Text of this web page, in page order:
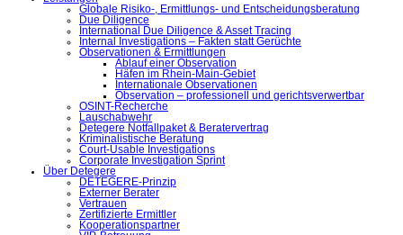
Globale Risiko-, Ermittlungs- und Entscheidungsberatung
Due Diligence
International Due Diligence & Asset Tracing
Internal Investigations – Fakten statt Gerüchte
Observationen & Ermittlungen
Ablauf einer Observation
Häfen im Rhein-Main-Gebiet
Internationale Observationen
Observation – professionell und gerichtsverwertbar
OSINT-Recherche
Lauschabwehr
Detegere Notfallpaket & Beratervertrag
Kriminalistische Beratung
Court-Usable Investigations
Corporate Investigation Sprint
Über Detegere
DETEGERE-Prinzip
Externer Berater
Vertrauen
Zertifizierte Ermittler
Kooperationspartner